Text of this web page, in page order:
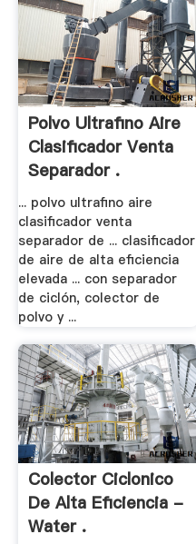
Polvo Ultrafino Aire
Clasificador Venta
Separador .
... polvo ultrafino aire
clasificador venta
separador de ... clasificador
de aire de alta eficiencia
elevada ... con separador
de ciclón, colector de
polvo y ...
Colector Ciclonico
De Alta Eficiencia -
Water .